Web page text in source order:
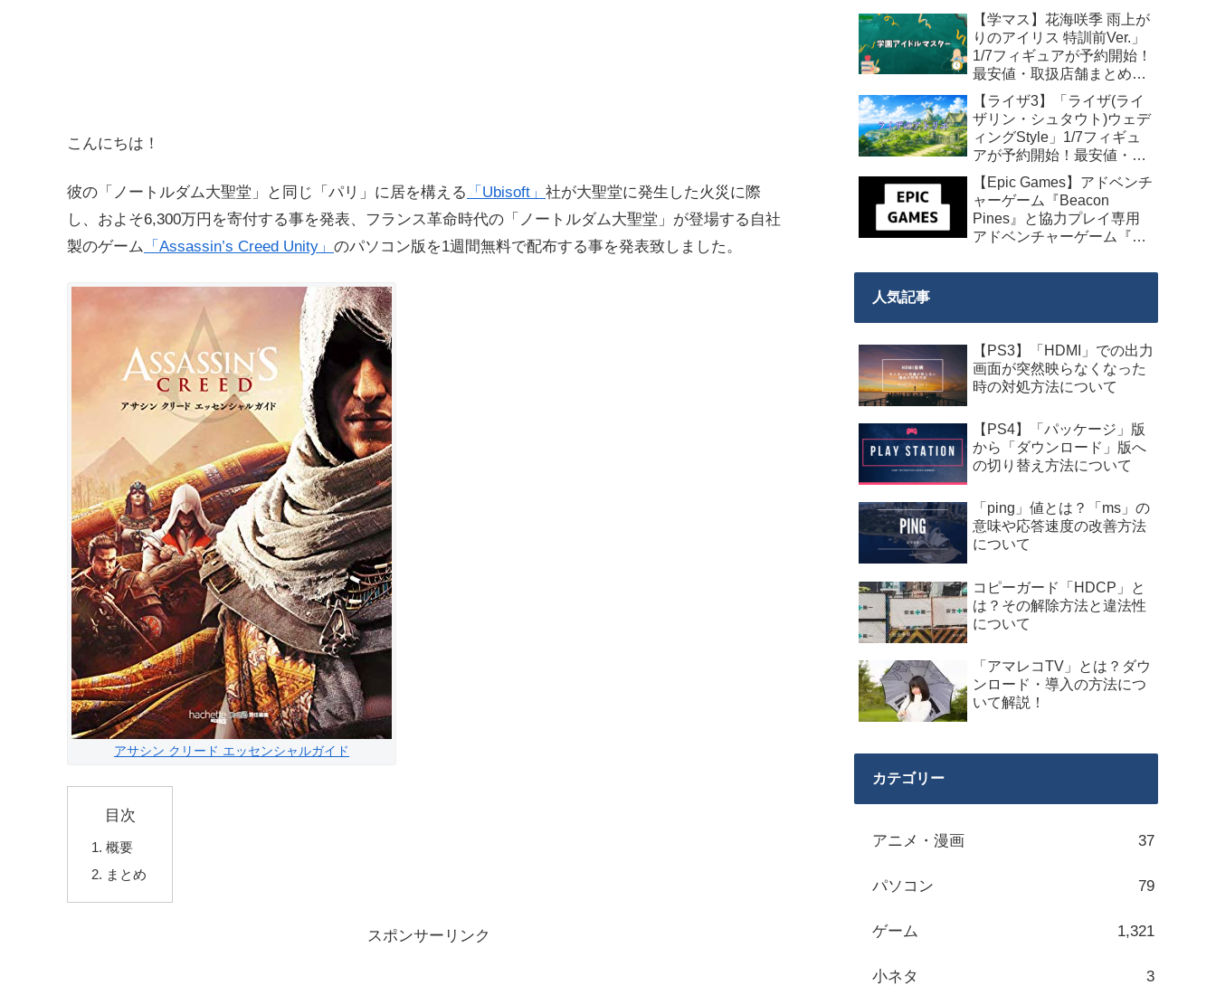
こんにちは！
彼の「ノートルダム大聖堂」と同じ「パリ」に居を構える 「Ubisoft」 社が大聖堂に発生した火災に際
し、およそ6,300万円を寄付する事を発表、フランス革命時代の「ノートルダム大聖堂」が登場する自社
製のゲーム 「Assassin’s Creed Unity」 のパソコン版を1週間無料で配布する事を発表致しました。
アサシン クリード エッセンシャルガイド
目次
概要
まとめ
スポンサーリンク
【2027年10月発売】
【学マス】花海咲季 雨上が
りのアイリス 特訓前Ver.」
1/7フィギュアが予約開始！
最安値・取扱店舗まとめ
【2027年4月発売】
【ライザ3】「ライザ(ライ
ザリン・シュタウト)ウェデ
ィングStyle」1/7フィギュ
アが予約開始！最安値・取
扱店舗まとめ【2027年4月
発売】
【Epic Games】アドベンチ
ャーゲーム『Beacon
Pines』と協力プレイ専用
アドベンチャーゲーム『We
料配布が来週2026年8月14
人気記事
【PS3】「HDMI」での出力
画面が突然映らなくなった
時の対処方法について
【PS4】「パッケージ」版
から「ダウンロード」版へ
の切り替え方法について
「ping」値とは？「ms」の
意味や応答速度の改善方法
について
コピーガード「HDCP」と
は？その解除方法と違法性
について
「アマレコTV」とは？ダウ
ンロード・導入の方法につ
いて解説！
カテゴリー
アニメ・漫画 37
パソコン 79
ゲーム 1,321
小ネタ 3